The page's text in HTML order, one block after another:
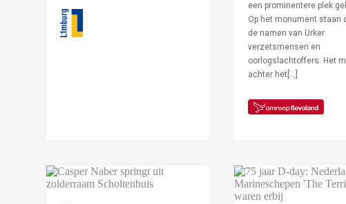
een prominentere plek
Op het monument staan
de namen van Urker
verzetsmensen en
oorlogslachtoffers. Het
achter het[…]